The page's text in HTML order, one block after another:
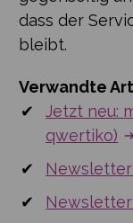
dass der
bleibt.
Verwandte
Jetzt neu:
qwertiko)
Newsletter
Newsletter